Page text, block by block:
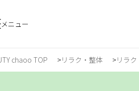
メニュー
方 はじめてご利用の方
chaoo TOP リラク・整体 リラク